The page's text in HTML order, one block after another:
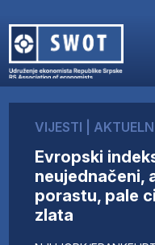
O NAMA
AKTUELNO
ANALIZE
KOMPANIJE
FINANSIJE
VIJESTI
Evropski
neujednačeni,
porastu, pale
zlata